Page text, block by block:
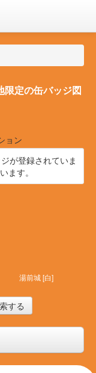
限定の缶バッジ図
が登録されていま
ます。
湯前城 [白]
する